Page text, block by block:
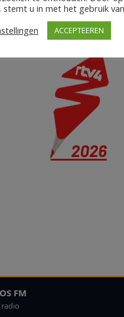
FM
radio
stemt u in met het gebruik
ACCEPTEEREN